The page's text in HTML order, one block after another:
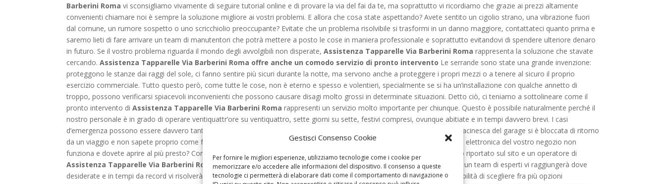
Gestisci Consenso Cookie
Per fornire le migliori esperienze, utilizziamo tecnologie come i cookie per
memorizzare e/o accedere alle informazioni del dispositivo. Il consenso a queste
tecnologie ci permetterà di elaborare dati come il comportamento di navigazione o
Barberini Romavi sconsigliamo vivamente di seguire tutorial online e di provare la via del fai da te, ma soprattutto vi ricordiamo che grazie ai prezzi altamente
convenienti chiamare noi è sempre la soluzione migliore ai vostri problemi. E allora che cosa state aspettando? Avete sentito un cigolio strano, una vibrazione fuori
dal comune, un rumore sospetto o uno scricchiolio preoccupante? Evitate che un problema risolvibile si trasformi in un danno maggiore, contattateci quanto prima e
saremo lieti di fare arrivare un team di manutentori che potrà mettere a posto le cose in maniera professionale e soprattutto evitandovi di spendere ulteriore denaro
in futuro. Se il vostro problema riguarda il mondo degli avvolgibili non disperate,Assistenza Tapparelle Via Barberini Roma rappresenta la soluzione che stavate
cercando.Assistenza Tapparelle Via Barberini Roma offre anche un comodo servizio di pronto intervento Le serrande sono state una grande invenzione:
proteggono le stanze dai raggi del sole, ci fanno sentire più sicuri durante la notte, ma servono anche a proteggere i propri mezzi o a tenere al sicuro il proprio
esercizio commerciale. Tutto questo però, come tutte le cose, non è eterno e spesso e volentieri, specialmente se si ha un’installazione con qualche annetto di
troppo, possono verificarsi spiacevoli inconvenienti che possono causare disagi molto grossi in determinate situazioni. Detto ciò, ci teniamo a sottolineare come il
pronto intervento diAssistenza Tapparelle Via Barberini Roma rappresenti un servizio molto importante per chiunque. Questo è possibile naturalmente perché il
nostro personale è in grado di operare ventiquattr’ore su ventiquattro, sette giorni su sette, festivi compresi, ovunque abitiate e in tempi davvero brevi. I casi
d’emergenza possono essere davvero tanti, e nel corso della nostra carriera ce ne sono capitati di tutti i colori: la vostra saracinesca del garage si è bloccata di ritorno
da un viaggio e non sapete proprio come fare perché è domenica? Un’avvolgibile di casa non scende più giù? La saracinesca elettronica del vostro negozio non
funziona e dovete aprire al più presto? Con noi non dovete più temere nulla, infatti basta una semplice telefonata al numero riportato sul sito e un operatore di
Assistenza Tapparelle Via Barberini Romavi risponderà, sette giorni su sette, festivi compresi. Dopo averci contattato, un team di esperti vi raggiungerà dove
desiderate e in tempi da record vi risolverà il problema o, laddove fosse possibile, prima di mettersi all’opera vi darà la possibilità di scegliere fra più opzioni